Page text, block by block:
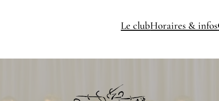
Le clubHoraires & infos